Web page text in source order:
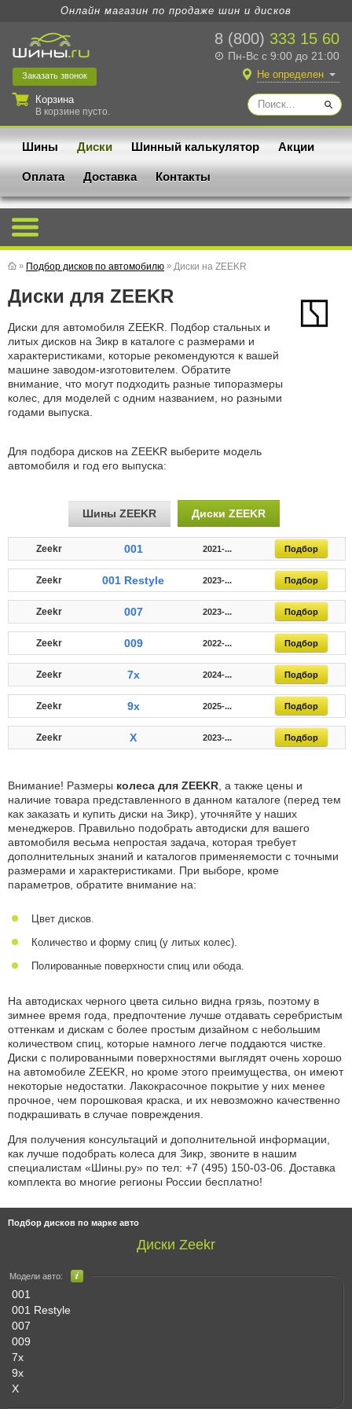
Онлайн магазин по продаже шин и дисков
8 (800) 333 15 60
Пн-Вс с 9:00 до 21:00
Заказать звонок
Корзина
В корзине пусто.
Не определен
Шины Диски Шинный калькулятор Акции
Оплата Доставка Контакты
Подбор дисков по марке авто
Диски Zeekr
Модели авто:
001
001 Restyle
007
009
7x
9x
X
» Подбор дисков по автомобилю » Диски на ZEEKR
Диски для ZEEKR
Диски для автомобиля ZEEKR. Подбор стальных и
литых дисков на Зикр в каталоге с размерами и
характеристиками, которые рекомендуются к вашей
машине заводом-изготовителем. Обратите
внимание, что могут подходить разные типоразмеры
колес, для моделей с одним названием, но разными
годами выпуска.
Для подбора дисков на ZEEKR выберите модель
автомобиля и год его выпуска:
Шины ZEEKR Диски ZEEKR
Zeekr 001 2021-... Подбор
Zeekr 001 Restyle 2023-... Подбор
Zeekr 007 2023-... Подбор
Zeekr 009 2022-... Подбор
Zeekr 7x 2024-... Подбор
Zeekr 9x 2025-... Подбор
Zeekr X 2023-... Подбор
Внимание! Размеры колеса для ZEEKR , а также цены и
наличие товара представленного в данном каталоге (перед тем
как заказать и купить диски на Зикр), уточняйте у наших
менеджеров. Правильно подобрать автодиски для вашего
автомобиля весьма непростая задача, которая требует
дополнительных знаний и каталогов применяемости с точными
размерами и характеристиками. При выборе, кроме
параметров, обратите внимание на:
Цвет дисков.
Количество и форму спиц (у литых колес).
Полированные поверхности спиц или обода.
На автодисках черного цвета сильно видна грязь, поэтому в
зимнее время года, предпочтение лучше отдавать серебристым
оттенкам и дискам с более простым дизайном с небольшим
количеством спиц, которые намного легче поддаются чистке.
Диски с полированными поверхностями выглядят очень хорошо
на автомобиле ZEEKR, но кроме этого преимущества, он имеют
некоторые недостатки. Лакокрасочное покрытие у них менее
прочное, чем порошковая краска, и их невозможно качественно
подкрашивать в случае повреждения.
Для получения консультаций и дополнительной информации,
как лучше подобрать колеса для Зикр, звоните в нашим
специалистам «Шины.ру» по тел: +7 (495) 150-03-06 . Доставка
комплекта во многие регионы России бесплатно!